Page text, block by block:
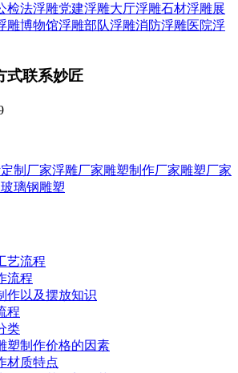
检法浮雕党建浮雕大厅浮雕石材浮雕展
雕博物馆浮雕部队浮雕消防浮雕医院浮
式联系妙匠
制厂家浮雕厂家雕塑制作厂家雕塑厂家
玻璃钢雕塑
艺流程
流程
作以及摆放知识
程
类
塑制作价格的因素
材质特点